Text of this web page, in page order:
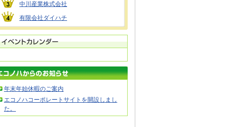
中川産業株式会社
有限会社ダイハチ
年末年始休暇のご案内
エコノハコーポレートサイトを開設しまし
た。